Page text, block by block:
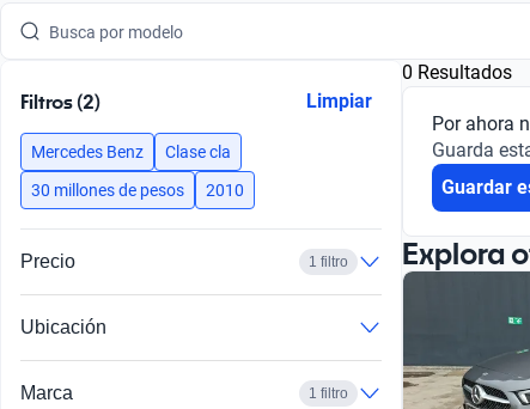
Busca por modelo
Busca por año
Busca por marca
Busca por versión
Filtros (2) Limpiar
Mercedes Benz
Clase cla
30 millones de pesos
2010
Precio 1 filtro
Ubicación
Marca 1 filtro
0 Resultados
Por ahora
Guarda
Guardar
Explora